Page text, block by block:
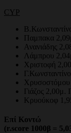
CYP
Παμπακα
Ανανιάδης
Λάμπρου
Χριστοφή
Γιάζος 2,00μ.
Κρυούκοφ
Επί Κοντώ
(r.score 1000β =